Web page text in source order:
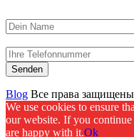
Blog Все права
We use cookies to ensure
our website. If you
are happy with it.Ok